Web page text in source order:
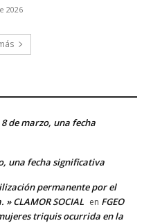
2026
de marzo, una fecha
una fecha significativa
permanente por el
CLAMOR SOCIAL en FGEO
triquis ocurrida en la